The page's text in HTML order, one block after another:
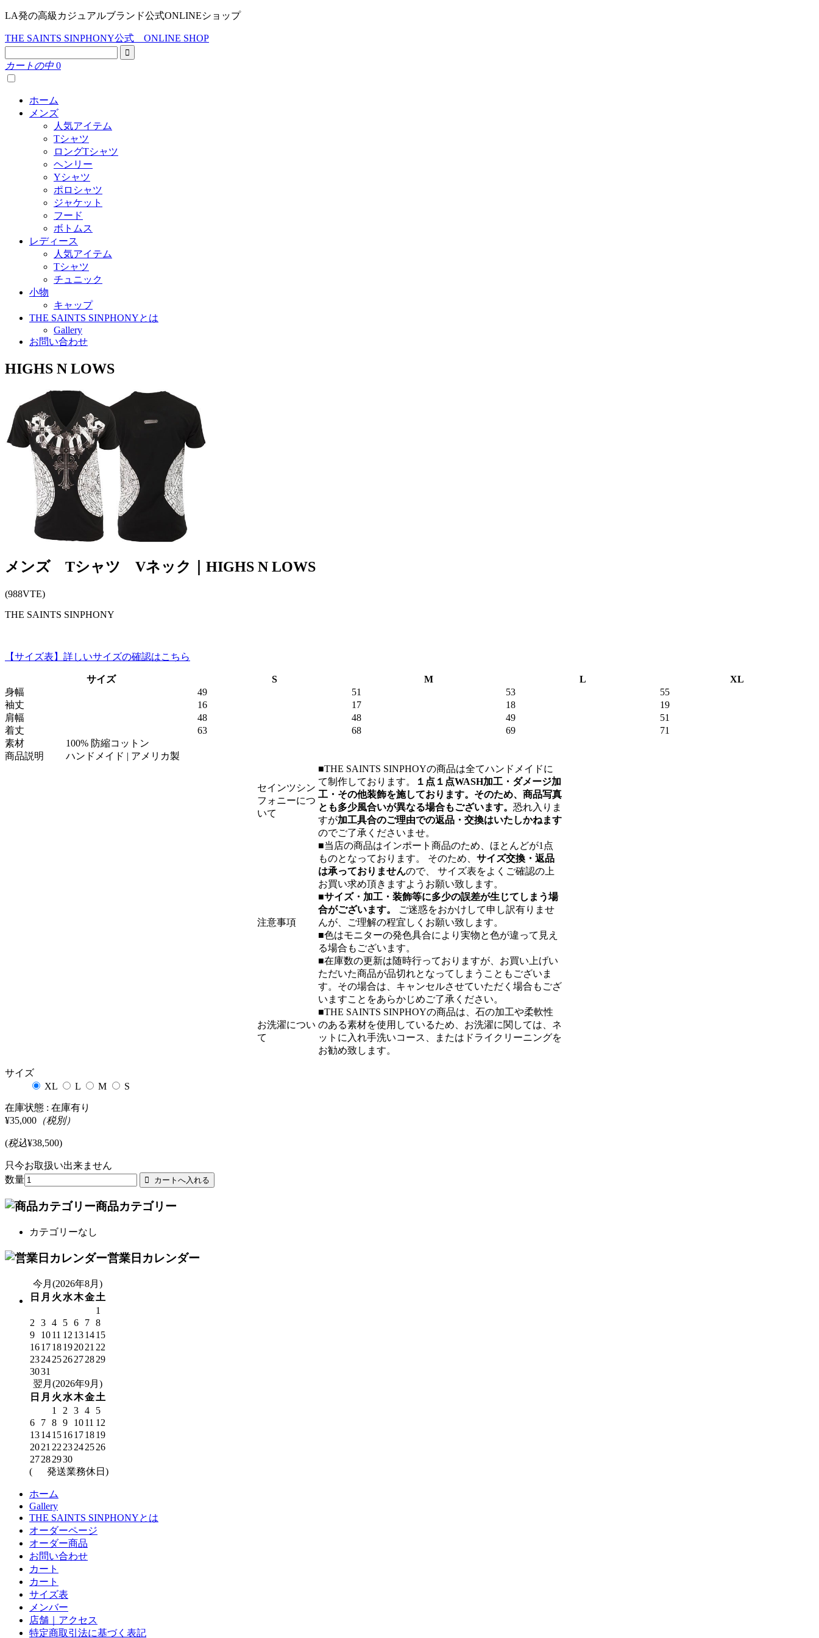
LA発の高級カジュアルブランド公式ONLINEショップ
THE SAINTS SINPHONY公式 ONLINE SHOP
カートの中 0
ホーム
メンズ
人気アイテム
Tシャツ
ロングTシャツ
ヘンリー
Yシャツ
ポロシャツ
ジャケット
フード
ボトムス
レディース
人気アイテム
Tシャツ
チュニック
小物
キャップ
THE SAINTS SINPHONYとは
Gallery
お問い合わせ
HIGHS N LOWS
メンズ Tシャツ Vネック｜HIGHS N LOWS
(988VTE)
THE SAINTS SINPHONY
【サイズ表】詳しいサイズの確認はこちら
サイズ S M L
XL
身幅
49 51 53
55
袖丈
16 17 18
19
肩幅
48 48 49
51
着丈
63 68 69
71
素材
100% 防縮コットン
商品説明
ハンドメイド | アメリカ製
セインツシン
フォニーにつ
いて
■THE SAINTS SINPHOYの商品は全てハンドメイドに
て制作しております。
１点１点WASH加工・ダメージ加
工・その他装飾を施しております。そのため、商品写真
とも多少風合いが異なる場合もございます。 恐れ入りま
すが加工具合のご理由での返品・交換はいたしかねます
のでご了承くださいませ。
注意事項
■当店の商品はインポート商品のため、ほとんどが1点
ものとなっております。 そのため、 サイズ交換・返品
は承っておりませんので、 サイズ表をよくご確認の上
お買い求め頂きますようお願い致します。
■サイズ・加工・装飾等に多少の誤差が生じてしまう場
合がございます。
ご迷惑をおかけして申し訳有りませ
んが、ご理解の程宜しくお願い致します。
■色はモニターの発色具合により実物と色が違って見え
る場合もございます。
■在庫数の更新は随時行っておりますが、お買い上げい
ただいた商品が品切れとなってしまうこともございま
す。その場合は、キャンセルさせていただく場合もござ
いますことをあらかじめご了承ください。
お洗濯につい
て
■THE SAINTS SINPHOYの商品は、石の加工や柔軟性
のある素材を使用しているため、お洗濯に関しては、ネ
ットに入れ手洗いコース、またはドライクリーニングを
お勧め致します。
サイズ
XL
L M S
在庫状態 : 在庫有り
¥35,000 （税別）
(税込¥38,500)
只今お取扱い出来ません
数量
商品カテゴリー
カテゴリーなし
営業日カレンダー
今月(2026年8月)
日 月 火 水木金土
1
2
3 4 5 6 7 8
9
1011 12 131415
161718192021 22
23242526272829
3031
翌月(2026年9月)
日 月 火 水木金土
1
2 3 4
5
6
7 8 9 1011 12
13141516171819
2021 22 23242526
27282930
(
発送業務休日)
ホーム
Gallery
THE SAINTS SINPHONYとは
オーダーページ
オーダー商品
お問い合わせ
カート
カート
サイズ表
メンバー
店舗｜アクセス
特定商取引法に基づく表記